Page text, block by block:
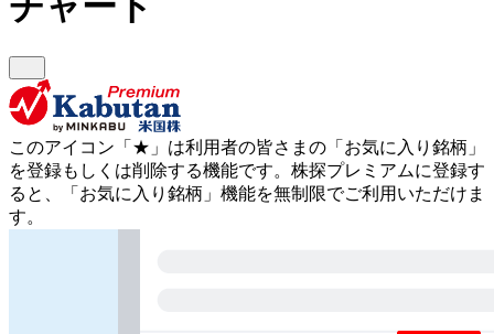
このアイコン 「★」 は利用者の皆さまの 「お気に入り銘柄」
を登録もしくは削除する機能です。 株探プレミアムに登録す
ると、「お気に入り銘柄」機能を無制限でご利用いただけま
す。